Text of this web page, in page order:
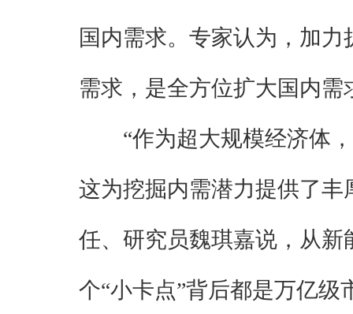
国内需求。专家认为，加
需求，是全方位扩大国内需
“作为超大规模经济体
这为挖掘内需潜力提供了
任、研究员魏琪嘉说，从
个“小卡点”背后都是万亿